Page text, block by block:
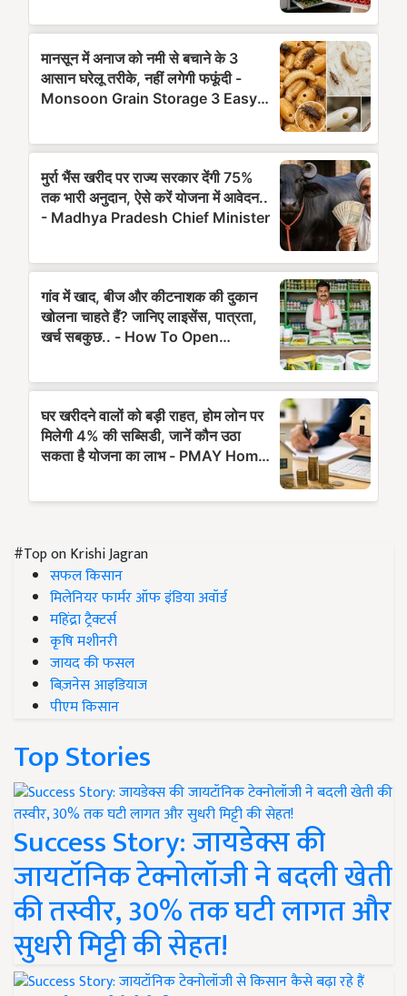
#Top on Krishi Jagran
सफल किसान
मिलेनियर फार्मर ऑफ इंडिया अवॉर्ड
महिंद्रा ट्रैक्टर्स
कृषि मशीनरी
जायद की फसल
बिज़नेस आइडियाज
पीएम किसान
Top Stories
Success Story: जायडेक्स की
जायटॉनिक टेक्नोलॉजी ने बदली खेती
की तस्वीर, 30% तक घटी लागत और
सुधरी मिट्टी की सेहत!